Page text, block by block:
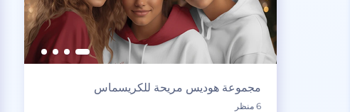
مجموعة هوديس مريحة للكريسماس
6 منظر